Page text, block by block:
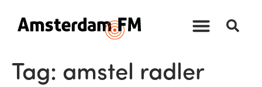
Tag: amstel radler